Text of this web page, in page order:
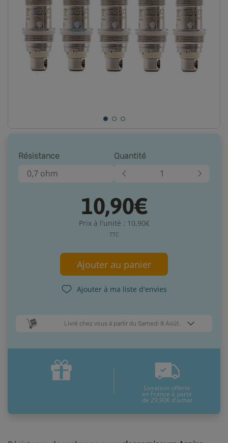
Résistance
0,7 ohm
Quantité
10,90€
Prix à l'unité : 10,90€
TTC
Ajouter au panier
Ajouter à ma liste d'envies
Livré chez vous à partir du Samedi 8 Août.
Mardi 11 Août Samedi 8 Août
* Pour une livraison en France métropolitaine+ d'infos
Livraison offerte
en France à partir
de 29,90€ d'achat